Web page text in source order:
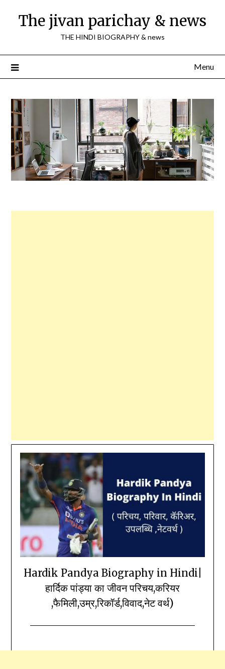
The jivan parichay & news
THE HINDI BIOGRAPHY & news
Menu
Hardik Pandya Biography in Hindi|
हार्दिक पांड्या का जीवन परिचय,करियर
,फैमिली,उम्र,रिकॉर्ड,विवाद,नेट वर्थ)